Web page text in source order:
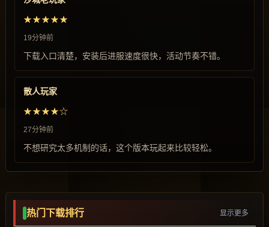
★★★★★
19分钟前
下载入口清楚，安装后进服速度很快，活动节奏不错。
散人玩家
★★★★☆
27分钟前
不想研究太多机制的话，这个版本玩起来比较轻松。
热门下载排行 显示更多